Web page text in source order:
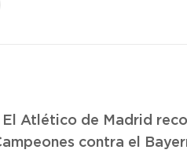
Atlético de Madrid
contra el